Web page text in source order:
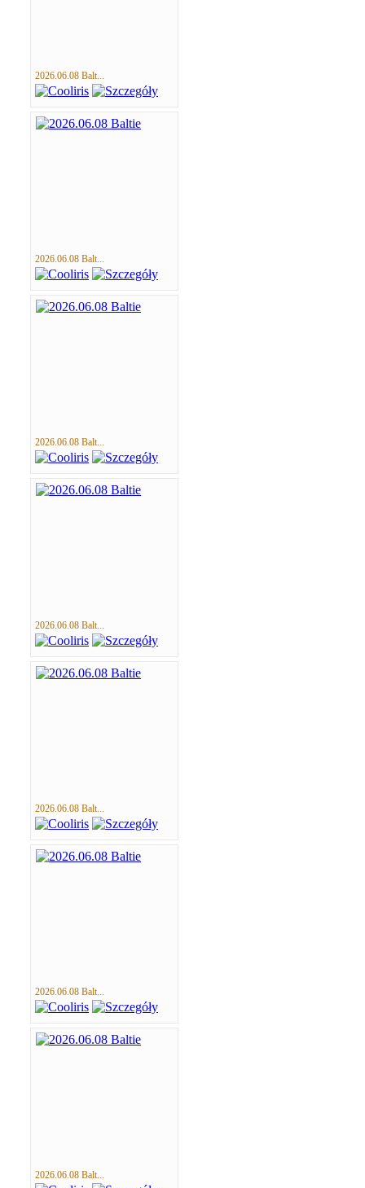
2026.06.08 Balt...
2026.06.08 Balt...
2026.06.08 Balt...
2026.06.08 Balt...
2026.06.08 Balt...
2026.06.08 Balt...
2026.06.08 Balt...